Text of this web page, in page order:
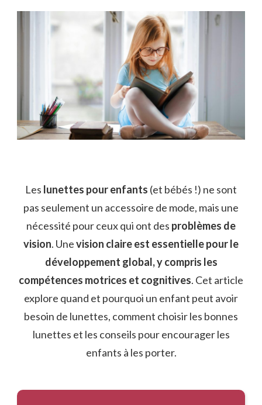
Les lunettes pour enfants (et bébés !) ne sont
pas seulement un accessoire de mode, mais une
nécessité pour ceux qui ont des problèmes de
vision. Unevision claire est essentielle pour le
développement global, y compris les
compétences motrices et cognitives. Cet article
explore quand et pourquoi un enfant peut avoir
besoin de lunettes, comment choisir les bonnes
lunettes et les conseils pour encourager les
enfants à les porter.